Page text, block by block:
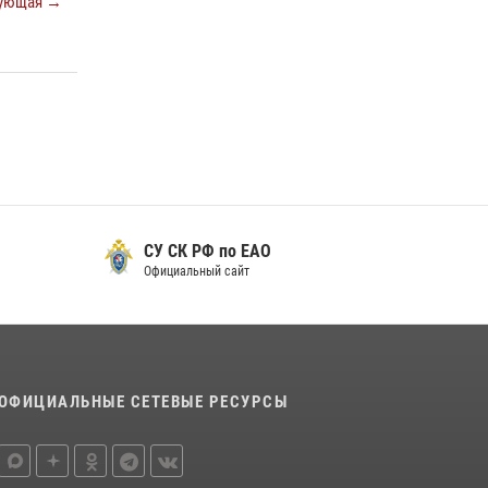
СУ СК РФ по ЕАО
Официальный сайт
СЕТЕВЫЕ РЕСУРСЫ